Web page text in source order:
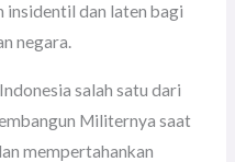
insidentil dan laten bagi
negara.
salah satu dari
Militernya saat
mempertahankan